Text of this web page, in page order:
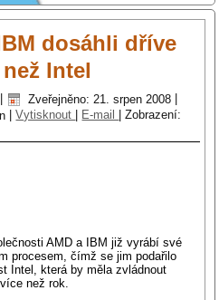
dosáhli dříve
Intel
Zveřejněno: 21. srpen 2008
|Vytisknout E-mail |Zobrazení:
AMD a IBM již vyrábí své
procesem, čímž se jim podařilo
Intel, která by měla zvládnout
než rok.